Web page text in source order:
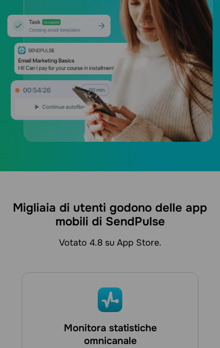
Migliaia di utenti godono delle app
mobili di SendPulse
Votato 4.8 su App Store.
Monitora statistiche
omnicanale